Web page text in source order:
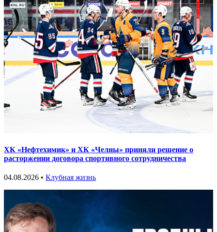
ХК «Нефтехимик» и ХК «Челны» приняли решение о
расторжении договора спортивного сотрудничества
04.08.2026 • Клубная жизнь